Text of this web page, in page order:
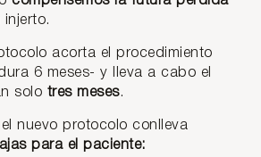
injerto.
acorta el procedimiento
6 meses- y lleva a cabo el
solo tres meses.
el nuevo protocolo conlleva
para el paciente: